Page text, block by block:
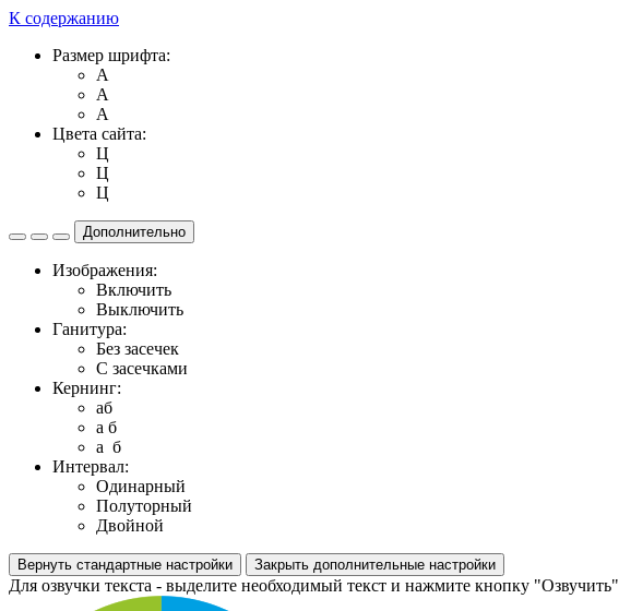
К содержанию
Размер шрифта:
A
A
A
Цвета сайта:
Ц
Ц
Ц
Дополнительно
Изображения:
Включить
Выключить
Ганитура:
Без засечек
С засечками
Кернинг:
aб
a б
a б
Интервал:
Одинарный
Полуторный
Двойной
Вернуть стандартные настройки Закрыть дополнительные настройки
Для озвучки текста - выделите необходимый текст и нажмите кнопку "Озвучить"